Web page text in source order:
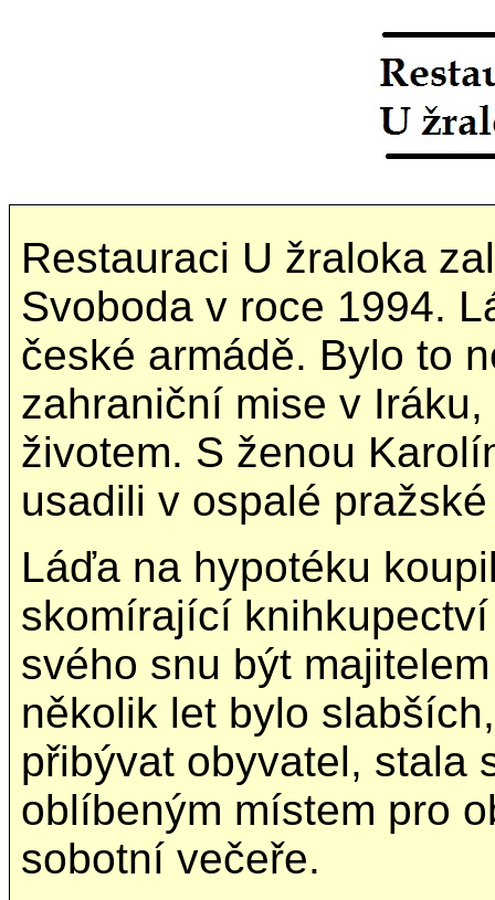
Restauraci U žraloka
Svoboda v roce 1994.
české armádě. Bylo to
zahraniční mise v
životem. S ženou
usadili v ospalé
Láďa na hypotéku
skomírající
svého snu být
několik let bylo
přibývat obyvatel, stala
oblíbeným místem pro
sobotní večeře.